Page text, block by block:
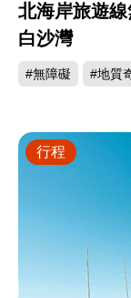
北海岸旅遊
白沙灣
#無障礙 #地質
行程